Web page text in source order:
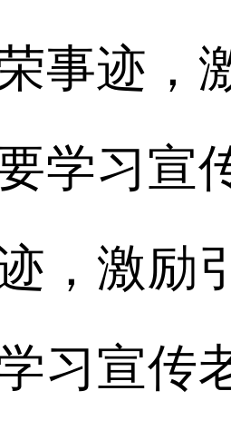
事迹，
学习宣
，激励
习宣传